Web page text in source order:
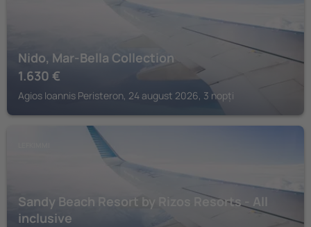
Nido, Mar-Bella Collection
1.630 €
Agios Ioannis Peristeron, 24 august 2026, 3 nopți
Sandy Beach Resort by Rizos Resorts - All
inclusive